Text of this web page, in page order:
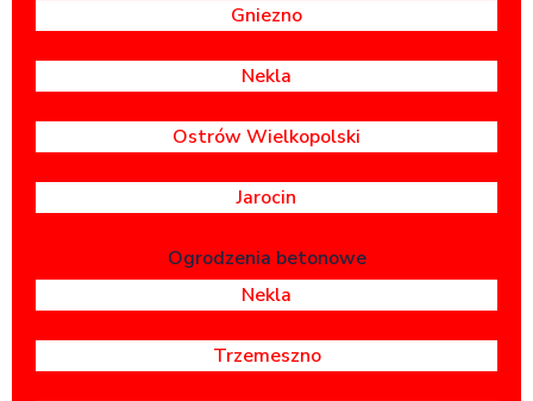
Gniezno
Nekla
Ostrów Wielkopolski
Jarocin
Ogrodzenia betonowe
Nekla
Trzemeszno